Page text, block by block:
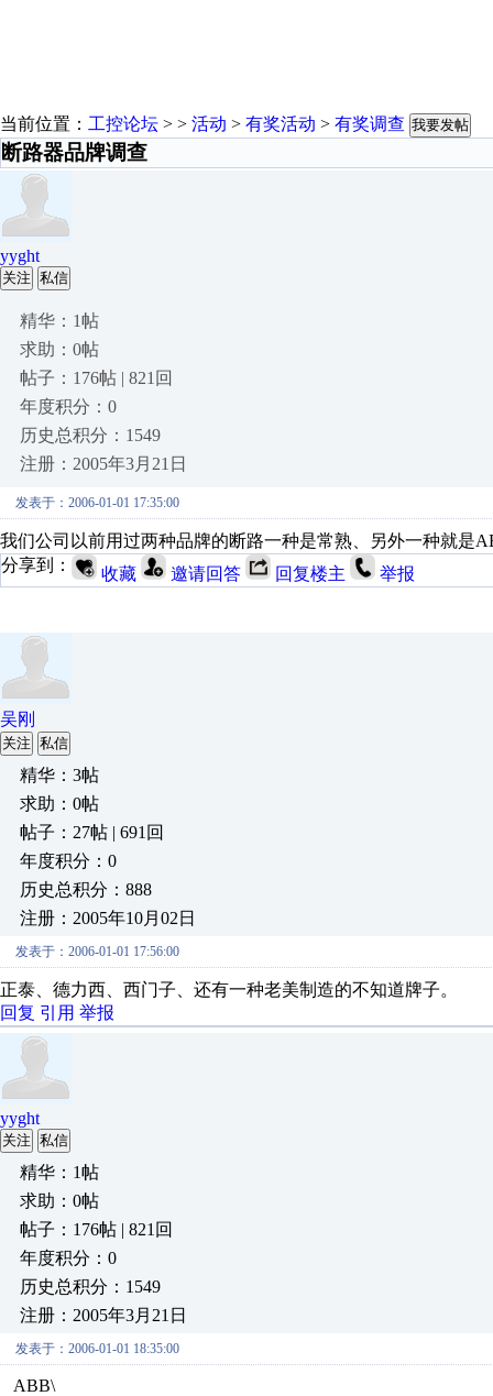
当前位置： 工控论坛 > > 活动 > 有奖活动 > 有奖调查 我要发帖
断路器品牌调查
yyght
关注 私信
精华：1帖
求助：0帖
帖子：176帖 | 821回
年度积分：0
历史总积分：1549
注册：2005年3月21日
发表于：2006-01-01 17:35:00
我们公司以前用过两种品牌的断路一种是常熟、另外一种就是
分享到：
收藏 邀请回答 回复楼主 举报
吴刚
关注 私信
精华：3帖
求助：0帖
帖子：27帖 | 691回
年度积分：0
历史总积分：888
注册：2005年10月02日
发表于：2006-01-01 17:56:00
正泰、德力西、西门子、还有一种老美制造的不知道牌子。
回复 引用 举报
yyght
关注 私信
精华：1帖
求助：0帖
帖子：176帖 | 821回
年度积分：0
历史总积分：1549
注册：2005年3月21日
发表于：2006-01-01 18:35:00
ABB\